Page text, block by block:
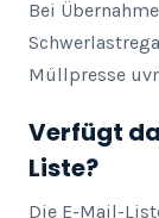
Bei
Müllpresse
Verfügt
Liste?
Die E-Mail-